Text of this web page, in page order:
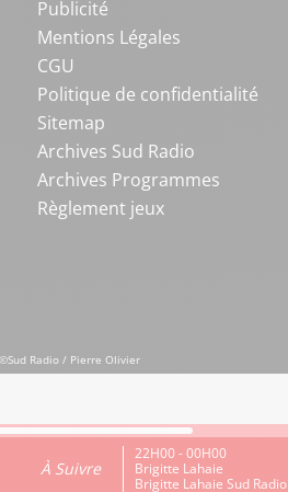
Publicité
Mentions Légales
CGU
Politique de confidentialité
Sitemap
Archives Sud Radio
Archives Programmes
Règlement jeux
Radio / Pierre Olivier
À Suivre
22H00 - 00H00
Brigitte Lahaie
Brigitte Lahaie Sud Radio